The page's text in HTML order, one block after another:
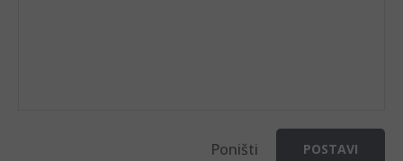
Poništi POSTAVI